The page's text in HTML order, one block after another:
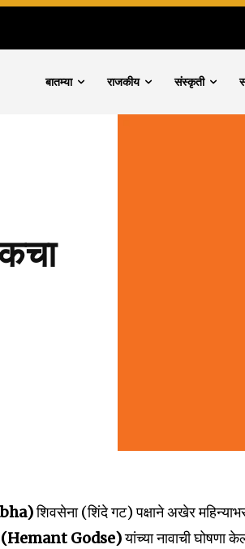
बातम्या राजकीय संस्कृती
शिवसेना (शिंदे गट) पक्षाने अखेर
(Hemant Godse)यांच्या नावाची घोषणा